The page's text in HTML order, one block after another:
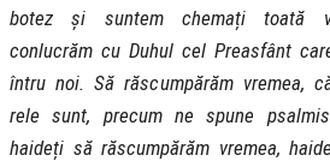
botez și suntem chemați toată
conlucrăm cu Duhul cel Preasfânt
întru noi. Să răscumpărăm vremea,
rele sunt, precum ne spune
haideți să răscumpărăm vremea,